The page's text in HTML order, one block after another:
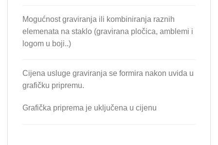
Mogućnost graviranja ili kombiniranja raznih
elemenata na staklo (gravirana pločica, amblemi i
logom u boji..)
Cijena usluge graviranja se formira nakon uvida u
grafičku pripremu.
Grafička priprema je uključena u cijenu